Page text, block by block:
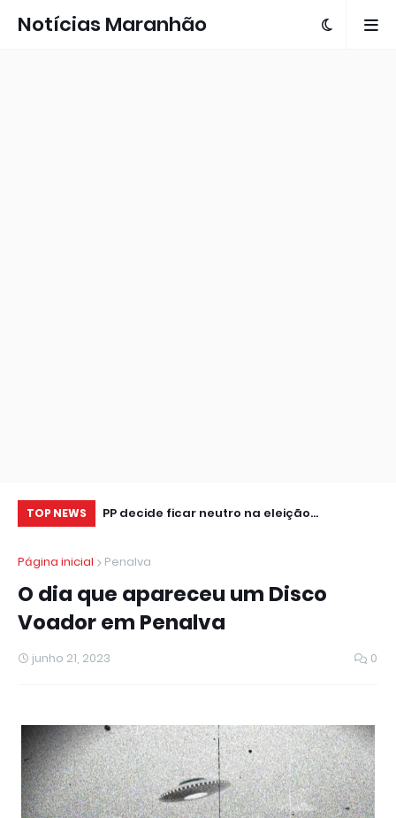
Notícias Maranhão
TOP NEWS
Unimed
PP decide ficar neutro na eleição
Página inicial
Penalva
O dia que apareceu um Disco
Voador em Penalva
junho 21, 2023 0